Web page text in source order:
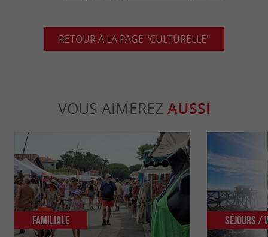
RETOUR À LA PAGE "CULTURELLE"
VOUS AIMEREZ AUSSI
Familiale Séjours /